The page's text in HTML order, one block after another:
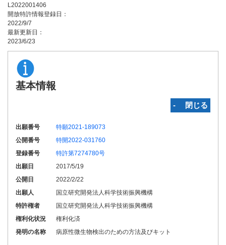
L2022001406
開放特許情報登録日：
2022/9/7
最新更新日：
2023/6/23
基本情報
‐ 閉じる
出願番号
特願2021-189073
公開番号
特開2022-031760
登録番号
特許第7274780号
出願日
2017/5/19
公開日
2022/2/22
出願人
国立研究開発法人科学技術振興機構
特許権者
国立研究開発法人科学技術振興機構
権利化状況
権利化済
発明の名称
病原性微生物検出のための方法及びキット